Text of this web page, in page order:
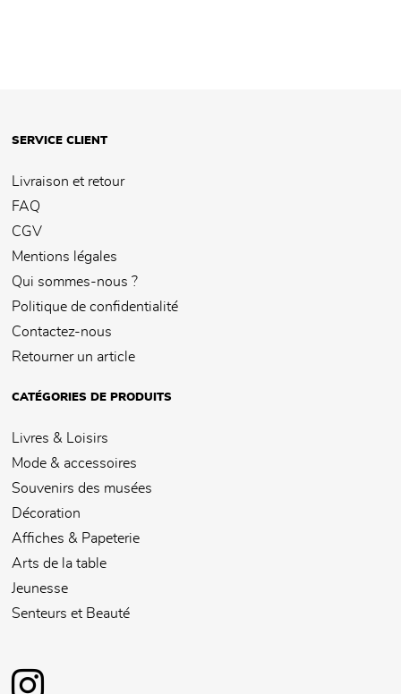
SERVICE CLIENT
Livraison et retour
FAQ
CGV
Mentions légales
Qui sommes-nous ?
Politique de confidentialité
Contactez-nous
Retourner un article
CATÉGORIES DE PRODUITS
Livres & Loisirs
Mode & accessoires
Souvenirs des musées
Décoration
Affiches & Papeterie
Arts de la table
Jeunesse
Senteurs et Beauté